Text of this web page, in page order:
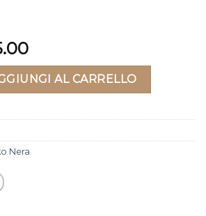
AL CARRELLO
Nera